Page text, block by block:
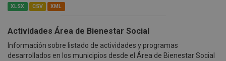
XLSX CSV XML
Actividades Área de Bienestar Social
Información sobre listado de actividades y programas
desarrollados en los municipios desde el Área de Bienestar Social